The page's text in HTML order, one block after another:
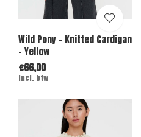
Wild Pony - Knitted Cardigan
- Yellow
€66,00
Incl. btw